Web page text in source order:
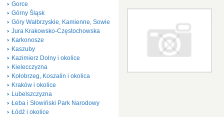
Gorce
Górny Śląsk
Góry Wałbrzyskie, Kamienne, Sowie
Jura Krakowsko-Częstochowska
Karkonosze
Kaszuby
Kazimierz Dolny i okolice
Kielecczyzna
Kołobrzeg, Koszalin i okolica
Kraków i okolice
Lubelszczyzna
Łeba i Słowiński Park Narodowy
Łódź i okolice